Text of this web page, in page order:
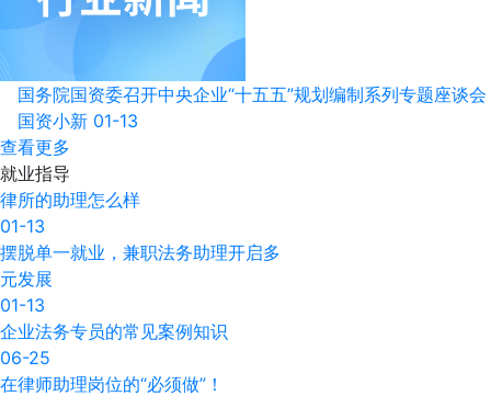
国务院国资委召开中央企业“十五五”规划编制系列专题座谈会
国资小新 01-13
查看更多
就业指导
律所的助理怎么样
01-13
摆脱单一就业，兼职法务助理开启多
元发展
01-13
企业法务专员的常见案例知识
06-25
在律师助理岗位的“必须做”！